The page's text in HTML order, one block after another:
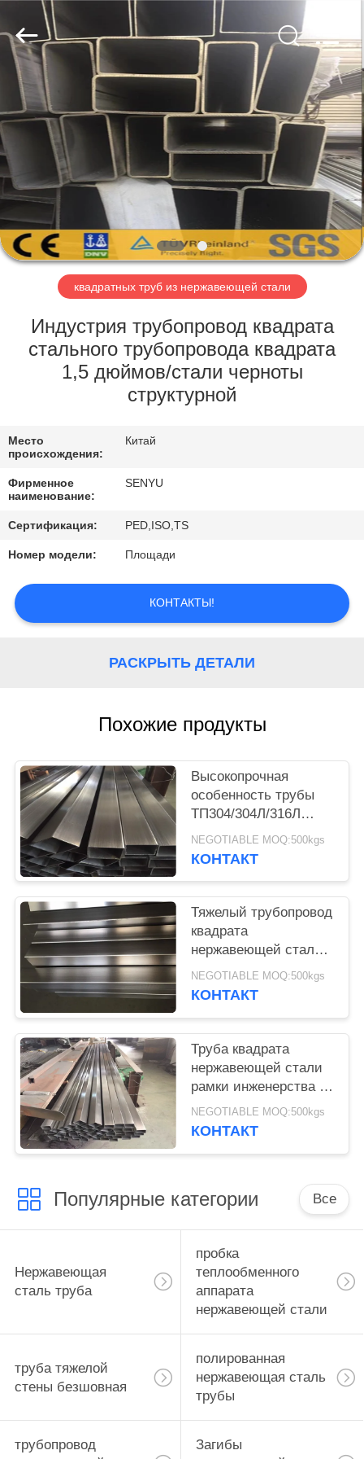
ДОМ
ПРОДУКТЫ
О
НАС
ПУТЕШЕСТВИЕ
ФАБРИКИ
ПРОВЕРКА
КАЧЕСТВА
МЫ
СПРОСИТЕ
ЦИТАТУ
НОВОСТИ
-
2023
senyusteelpipe.com.
Rights
Reserved.
Developed
ECER
квадратных труб из нержавеющей стали
Индустрия трубопровод квадрата
стального трубопровода квадрата
1,5 дюймов/стали черноты
структурной
Место
происхождения:
Китай
Фирменное
наименование:
SENYU
Сертификация: PED,ISO,TS
Номер модели: Площади
КОНТАКТЫ!
РАСКРЫТЬ ДЕТАЛИ
Похожие продукты
Высокопрочная
особенность трубы
ТП304/304Л/316Л
квадрата
нержавеющей стали
NEGOTIABLE MOQ:500kgs
КОНТАКТ
Тяжелый трубопровод
квадрата
нержавеющей стали/
отполировал
нержавеющую трубу
NEGOTIABLE MOQ:500kgs
КОНТАКТ
Труба квадрата
нержавеющей стали
рамки инженерства с
2б поверхностью
Астм А312
NEGOTIABLE MOQ:500kgs
КОНТАКТ
Популярные категории Все
Нержавеющая
сталь труба
пробка
теплообменного
аппарата
нержавеющей стали
труба тяжелой
стены безшовная
полированная
нержавеющая сталь
трубы
трубопровод
Загибы